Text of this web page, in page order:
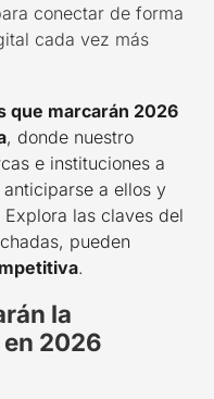
conectar de forma
cada vez más
que marcarán 2026
, donde nuestro
e instituciones a
a ellos y
las claves del
pueden
.
la
2026